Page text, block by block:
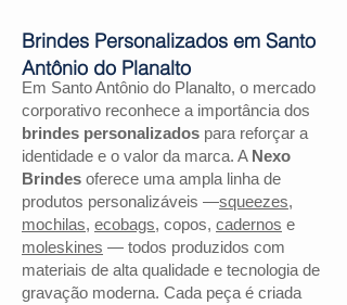
Em Santo Antônio do Planalto, o mercado
corporativo reconhece a importância dos
brindes personalizados para reforçar a
identidade e o valor da marca. A Nexo
Brindes oferece uma ampla linha de
produtos personalizáveis —squeezes,
mochilas, ecobags, copos, cadernos e
moleskines — todos produzidos com
materiais de alta qualidade e tecnologia de
gravação moderna. Cada peça é criada
Brindes Personalizados em Santo
Antônio do Planalto